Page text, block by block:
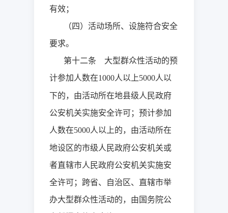
有效；
（四）活动场所、设施符合安全
要求。
第十二条 大型群众性活动的预
计参加人数在1000人以上5000人以
下的，由活动所在地县级人民政府
公安机关实施安全许可；预计参加
人数在5000人以上的，由活动所在
地设区的市级人民政府公安机关或
者直辖市人民政府公安机关实施安
全许可；跨省、自治区、直辖市举
办大型群众性活动的，由国务院公